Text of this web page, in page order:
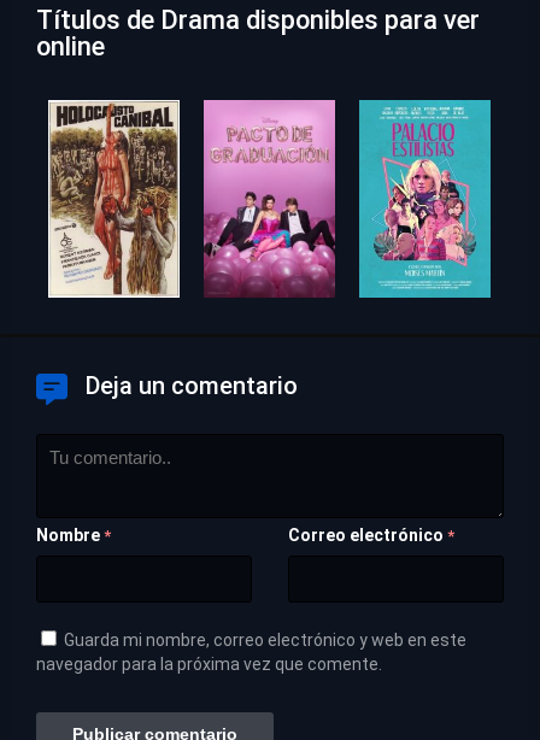
Títulos de Drama disponibles para ver
online
Deja un comentario
Nombre * Correo electrónico *
Guarda mi nombre, correo electrónico y web en este
navegador para la próxima vez que comente.